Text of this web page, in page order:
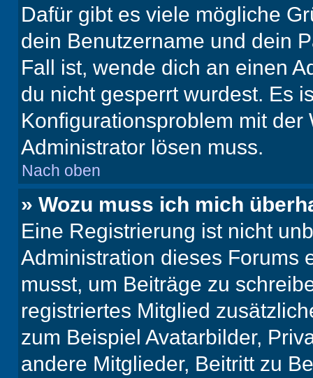
Dafür gibt es viele mögliche
dein Benutzername und dein
Fall ist, wende dich an einen
du nicht gesperrt wurdest. Es
Konfigurationsproblem mit
Administrator lösen muss.
Nach oben
» Wozu muss ich mich
Eine Registrierung ist nicht
Administration dieses Forums
musst, um Beiträge zu
registriertes Mitglied
zum Beispiel Avatarbilder,
andere Mitglieder, Beitritt zu